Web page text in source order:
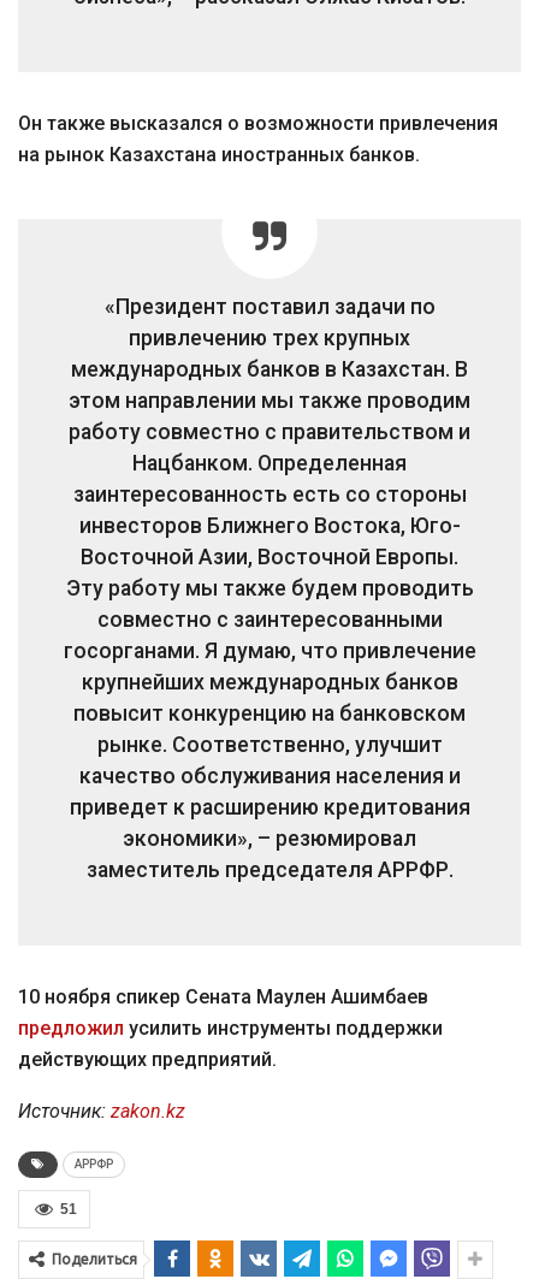
Он также высказался о возможности привлечения
на рынок Казахстана иностранных банков.
«Президент поставил задачи по
привлечению трех крупных
международных банков в Казахстан. В
этом направлении мы также проводим
работу совместно с правительством и
Нацбанком. Определенная
заинтересованность есть со стороны
инвесторов Ближнего Востока, Юго-
Восточной Азии, Восточной Европы.
Эту работу мы также будем проводить
совместно с заинтересованными
госорганами. Я думаю, что привлечение
крупнейших международных банков
повысит конкуренцию на банковском
рынке. Соответственно, улучшит
качество обслуживания населения и
приведет к расширению кредитования
экономики», – резюмировал
заместитель председателя АРРФР.
10 ноября спикер Сената Маулен Ашимбаев
предложил усилить инструменты поддержки
действующих предприятий.
Источник: zakon.kz
АРРФР
51
Поделиться